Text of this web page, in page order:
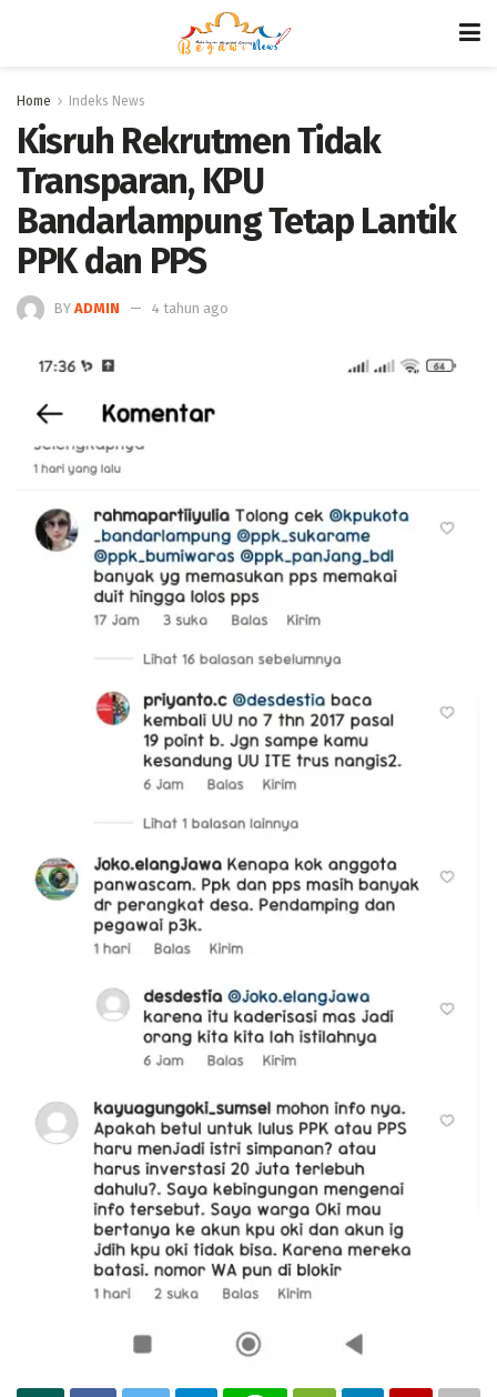
Home Indeks News
Kisruh Rekrutmen Tidak
Transparan, KPU
Bandarlampung Tetap Lantik
PPK dan PPS
BY ADMIN 4 tahun ago